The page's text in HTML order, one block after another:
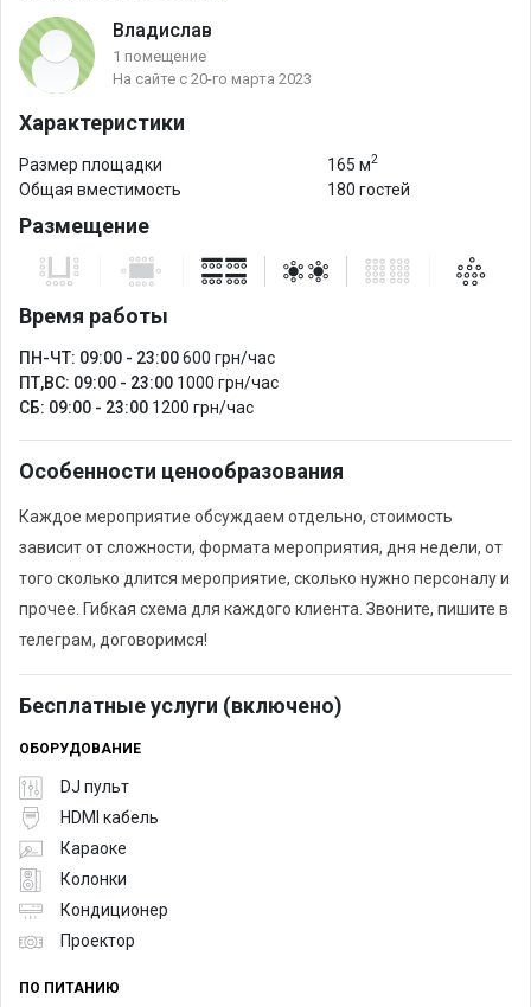
Владислав
1 помещение
На сайте с 20-го марта 2023
Характеристики
Размер площадки 165 м2
Общая вместимость 180 гостей
Размещение
Время работы
ПН-ЧТ: 09:00 - 23:00600 грн/час
ПТ,ВС: 09:00 - 23:00 1000 грн/час
СБ: 09:00 - 23:00 1200 грн/час
Особенности ценообразования
Каждое мероприятие обсуждаем отдельно, стоимость
зависит от сложности, формата мероприятия, дня недели, от
того сколько длится мероприятие, сколько нужно персоналу и
прочее. Гибкая схема для каждого клиента. Звоните, пишите в
телеграм, договоримся!
Бесплатные услуги (включено)
ОБОРУДОВАНИЕ
DJ пульт
HDMI кабель
Караоке
Колонки
Кондиционер
Проектор
ПО ПИТАНИЮ